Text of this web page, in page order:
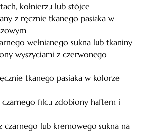
kołnierzu lub stójce
z ręcznie tkanego pasiaka w
wełnianego sukna lub tkaniny
wyszyciami z czerwonego
tkanego pasiaka w kolorze
czarnego filcu zdobiony haftem i
czarnego lub kremowego sukna na